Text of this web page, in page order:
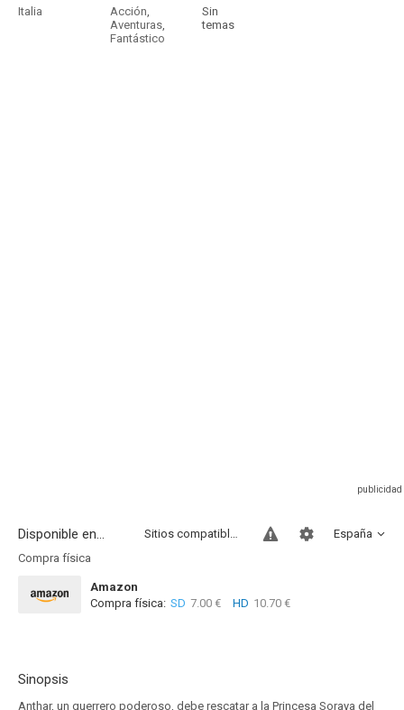
Italia Acción,
Aventuras,
Fantástico
Sin
temas
Disponible en... España
Sitios compatibles
Compra física
Amazon
Compra física: SD 7.00 € HD 10.70 €
Sinopsis
Anthar, un guerrero poderoso, debe rescatar a la Princesa Soraya del